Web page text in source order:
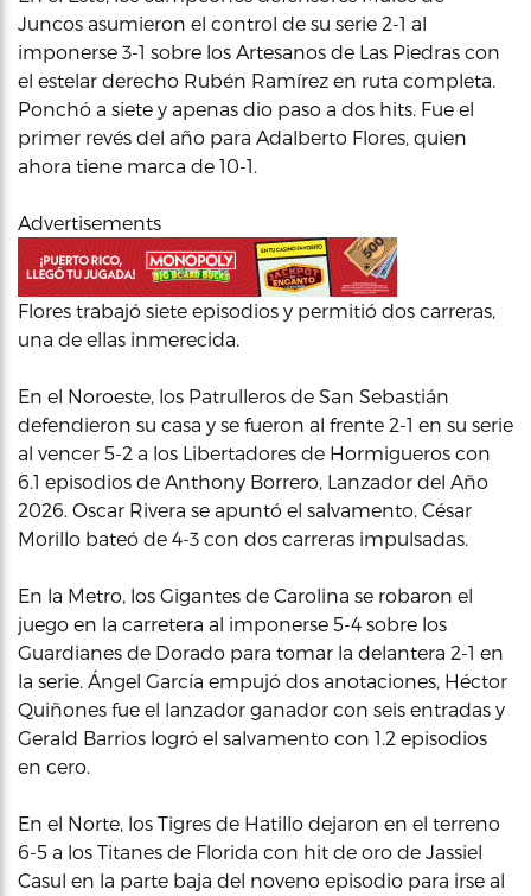
Juncos asumieron el control de su serie 2-1 al
imponerse 3-1 sobre los Artesanos de Las Piedras con
el estelar derecho Rubén Ramírez en ruta completa.
Ponchó a siete y apenas dio paso a dos hits. Fue el
primer revés del año para Adalberto Flores, quien
ahora tiene marca de 10-1.
Advertisements
Flores trabajó siete episodios y permitió dos carreras,
una de ellas inmerecida.
En el Noroeste, los Patrulleros de San Sebastián
defendieron su casa y se fueron al frente 2-1 en su serie
al vencer 5-2 a los Libertadores de Hormigueros con
6.1 episodios de Anthony Borrero, Lanzador del Año
2026. Oscar Rivera se apuntó el salvamento. César
Morillo bateó de 4-3 con dos carreras impulsadas.
En la Metro, los Gigantes de Carolina se robaron el
juego en la carretera al imponerse 5-4 sobre los
Guardianes de Dorado para tomar la delantera 2-1 en
la serie. Ángel García empujó dos anotaciones, Héctor
Quiñones fue el lanzador ganador con seis entradas y
Gerald Barrios logró el salvamento con 1.2 episodios
en cero.
En el Norte, los Tigres de Hatillo dejaron en el terreno
6-5 a los Titanes de Florida con hit de oro de Jassiel
Casul en la parte baja del noveno episodio para irse al